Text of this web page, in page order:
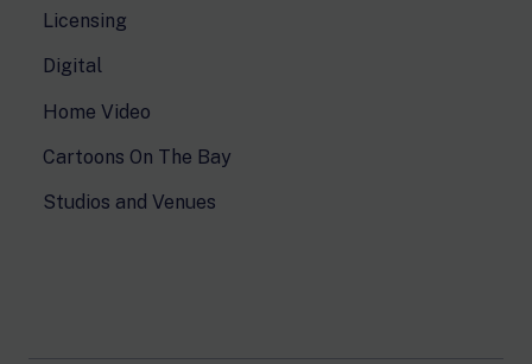
Licensing
Digital
Home Video
Cartoons On The Bay
Studios and Venues